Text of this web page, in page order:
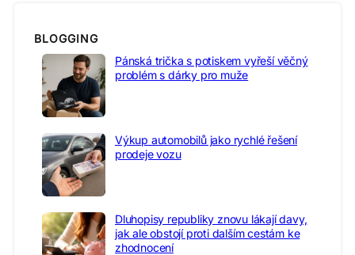
BLOGGING
Pánská trička s potiskem vyřeší věčný
problém s dárky pro muže
Výkup automobilů jako rychlé řešení
prodeje vozu
Dluhopisy republiky znovu lákají davy,
jak ale obstojí proti dalším cestám ke
zhodnocení